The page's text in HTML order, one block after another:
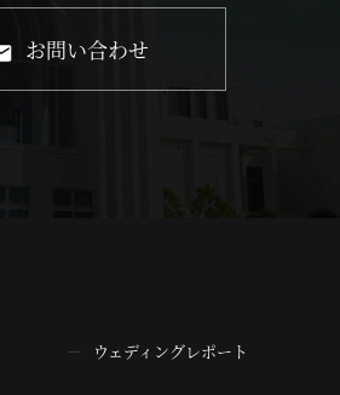
お問い合わせ
ウェディングレポート